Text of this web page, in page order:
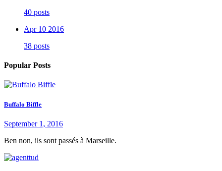
40 posts
Apr 10 2016
38 posts
Popular Posts
Buffalo Biffle
September 1, 2016
Ben non, ils sont passés à Marseille.